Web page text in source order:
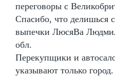
переговоры с
Спасибо, что делишься
выпечки ЛюсяВа
обл.
Перекупщики и
указывают только